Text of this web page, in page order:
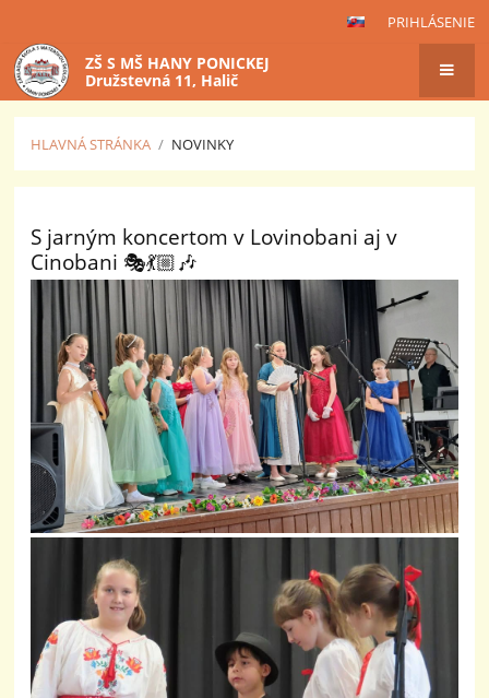
PRIHLÁSENIE
ZŠ S MŠ HANY PONICKEJ
Družstevná 11, Halič
HLAVNÁ STRÁNKA / NOVINKY
S jarným koncertom v Lovinobani aj v
Cinobani 🎭💃🏼🎶